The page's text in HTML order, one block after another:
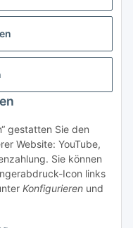
gestatten Sie den
Website: YouTube,
Sie können
Icon links
Konfigurieren und